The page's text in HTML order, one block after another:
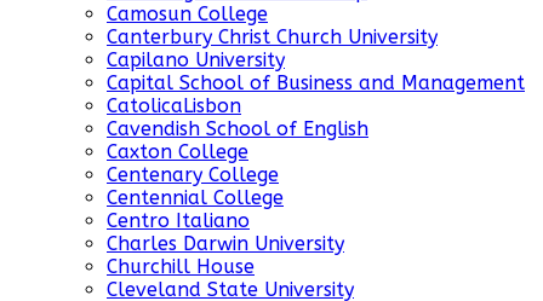
Camosun College
Canterbury Christ Church University
Capilano University
Capital School of Business and Management
CatolicaLisbon
Cavendish School of English
Caxton College
Centenary College
Centennial College
Centro Italiano
Charles Darwin University
Churchill House
Cleveland State University